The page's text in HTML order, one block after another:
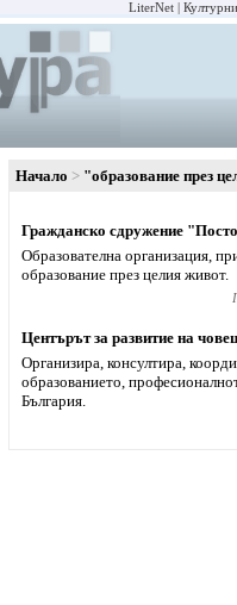
LiterNet
Начало "образование през
Гражданско сдружение
Образователна организация,
образование през целия живот.
Центърът за развитие на
Организира, консултира,
образованието,
България.